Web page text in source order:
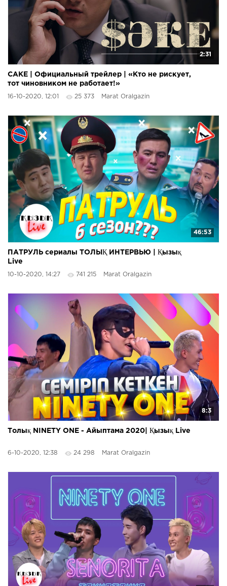
2:31
CАКЕ | Официальный трейлер | «Кто не рискует,
тот чиновником не работает!»
16-10-2020, 12:01 25 373 Marat Oralgazin
46:53
ПАТРУЛЬ сериалы ТОЛЫҚ ИНТЕРВЬЮ | Қызық
Live
10-10-2020, 14:27 741 215 Marat Oralgazin
8:3
Толық NINETY ONE - Айыптама 2020| Қызық Live
6-10-2020, 12:38 24 298 Marat Oralgazin